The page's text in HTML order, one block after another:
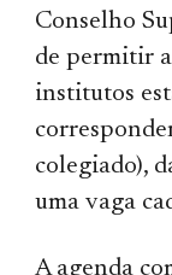
Conselho
de permitir
institutos
colegiado),
uma vaga
A agenda